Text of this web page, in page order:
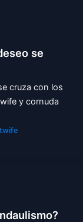
se
cruza con los
y cornuda